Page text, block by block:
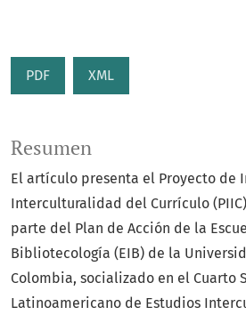
PDF XML
Resumen
El artículo presenta el Proyecto de
Interculturalidad del Currículo
parte del Plan de Acción de la
Bibliotecología (EIB) de la
Colombia, socializado en el Cuarto
Latinoamericano de Estudios